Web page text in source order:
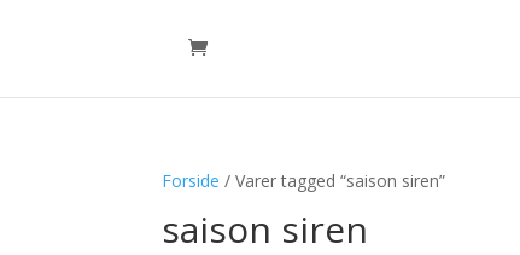
Forside / Varer tagged “saison siren”
saison siren